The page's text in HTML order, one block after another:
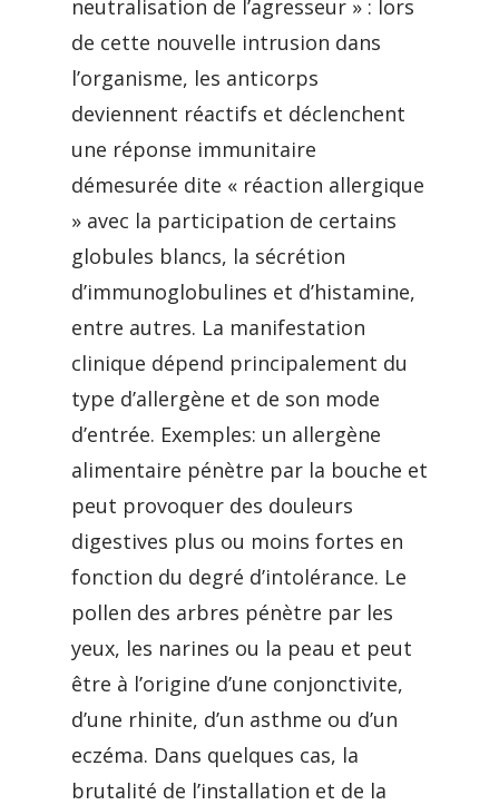
neutralisation de l’agresseur » : lors
de cette nouvelle intrusion dans
l’organisme, les anticorps
deviennent réactifs et déclenchent
une réponse immunitaire
démesurée dite « réaction allergique
» avec la participation de certains
globules blancs, la sécrétion
d’immunoglobulines et d’histamine,
entre autres. La manifestation
clinique dépend principalement du
type d’allergène et de son mode
d’entrée. Exemples: un allergène
alimentaire pénètre par la bouche et
peut provoquer des douleurs
digestives plus ou moins fortes en
fonction du degré d’intolérance. Le
pollen des arbres pénètre par les
yeux, les narines ou la peau et peut
être à l’origine d’une conjonctivite,
d’une rhinite, d’un asthme ou d’un
eczéma. Dans quelques cas, la
brutalité de l’installation et de la